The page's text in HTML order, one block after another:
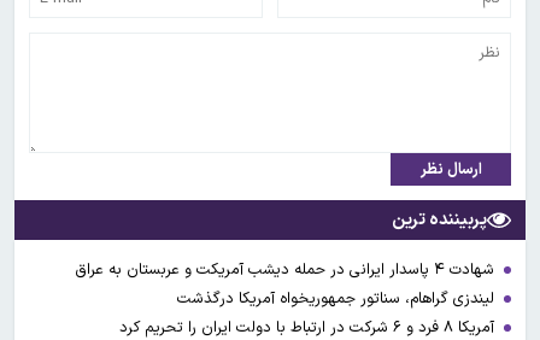
ارسال نظر
پربیننده ترین
شهادت ۴ پاسدار ایرانی در حمله دیشب آمریکت و عربستان به عراق
لیندزی گراهام، سناتور جمهوریخواه آمریکا درگذشت
آمریکا ۸ فرد و ۶ شرکت در ارتباط با دولت ایران را تحریم کرد